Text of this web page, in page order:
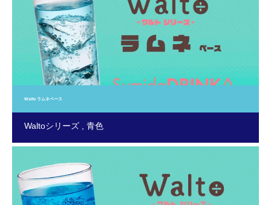
Walto ラムネベース
Waltoシリーズ 青色